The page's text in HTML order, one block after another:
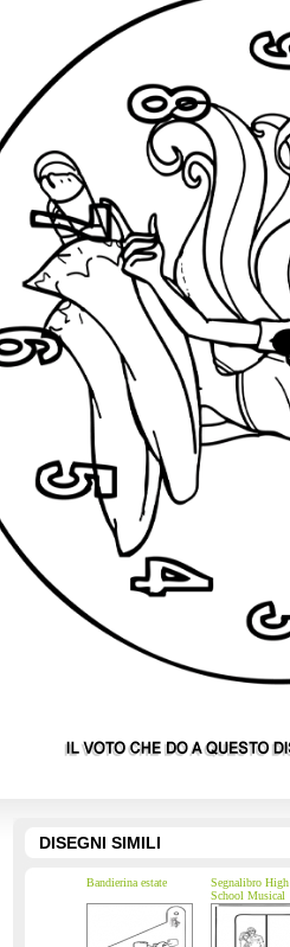
DISEGNI SIMILI
Bandierina estate
Segnalibro High
School Musical